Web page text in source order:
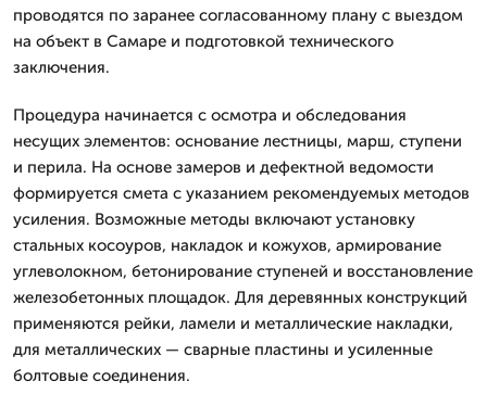
проводятся по заранее согласованному плану с выездом
на объект в Самаре и подготовкой технического
заключения.
Процедура начинается с осмотра и обследования
несущих элементов: основание лестницы, марш, ступени
и перила. На основе замеров и дефектной ведомости
формируется смета с указанием рекомендуемых методов
усиления. Возможные методы включают установку
стальных косоуров, накладок и кожухов, армирование
углеволокном, бетонирование ступеней и восстановление
железобетонных площадок. Для деревянных конструкций
применяются рейки, ламели и металлические накладки,
для металлических — сварные пластины и усиленные
болтовые соединения.